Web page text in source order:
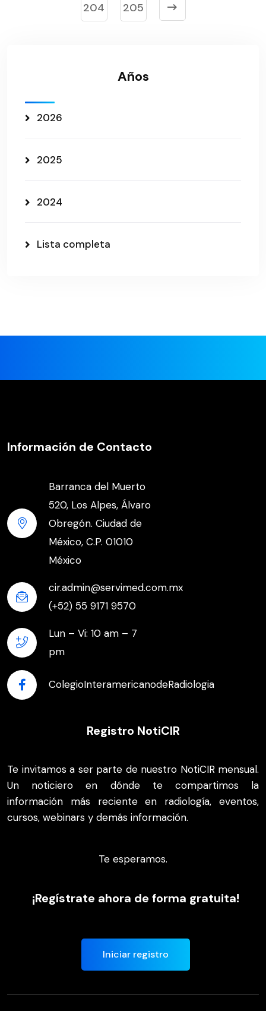
204
205
Años
2026
2025
2024
Lista completa
Información de Contacto
Barranca del Muerto
520, Los Alpes, Álvaro
Obregón. Ciudad de
México, C.P. 01010
México
cir.admin@servimed.com.mx
(+52) 55 9171 9570
Lun – Vi: 10 am – 7
pm
ColegioInteramericanodeRadiologia
Registro NotiCIR
Te invitamos a ser parte de nuestro NotiCIR mensual.
Un noticiero en dónde te compartimos la
información más reciente en radiología, eventos,
cursos, webinars y demás información.
Te esperamos.
¡Regístrate ahora de forma gratuita!
Iniciar registro